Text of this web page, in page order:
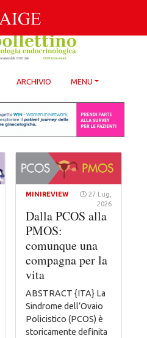
ARCHIVIO MENU
MINIREVIEW
27 Lug,
2026
Dalla PCOS alla
PMOS:
comunque una
compagna per la
vita
ABSTRACT {ITA} La
Sindrome dell’Ovaio
Policistico (PCOS) è
storicamente definita